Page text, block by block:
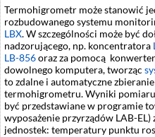
Termohigrometr może stanowić
rozbudowanego systemu
LBX. W szczególności może być
nadzorującego, np. koncentratora
LB-856oraz za pomocą
dowolnego komputera, tworząc
to zdalne i automatyczne
termohigrometru. Wyniki
być przedstawiane w programie
wyposażenie przyrządów LAB-
jednostek: temperatury punktu